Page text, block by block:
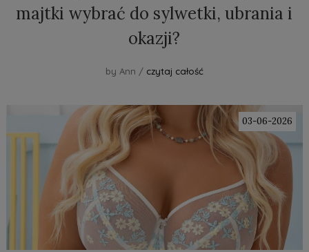
majtki wybrać do sylwetki, ubrania i
okazji?
by Ann / czytaj całość
03-06-2026